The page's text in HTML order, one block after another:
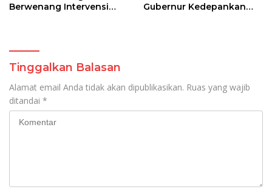
Berwenang Intervensi
Gubernur Kedepankan
Tinggalkan Balasan
Alamat email Anda tidak akan dipublikasikan. Ruas yang wajib
ditandai *